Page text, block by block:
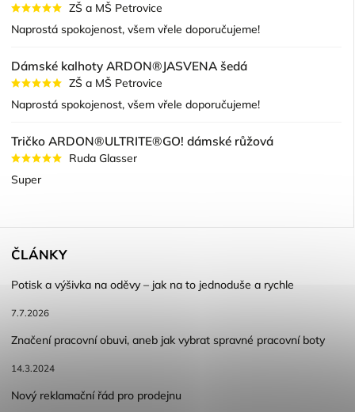
ZŠ a MŠ Petrovice
Naprostá spokojenost, všem vřele doporučujeme!
Dámské kalhoty ARDON®JASVENA šedá
ZŠ a MŠ Petrovice
Naprostá spokojenost, všem vřele doporučujeme!
Tričko ARDON®ULTRITE®GO! dámské růžová
Ruda Glasser
Super
ČLÁNKY
Potisk a výšivka na oděvy – jak na to jednoduše a rychle
7.7.2026
Značení pracovní obuvi, aneb jak vybrat spravné pracovní boty
14.3.2024
Nový reklamační řád pro prodejnu